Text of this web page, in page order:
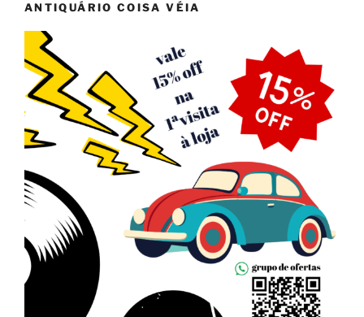
ANTIQUÁRIO COISA VÉIA